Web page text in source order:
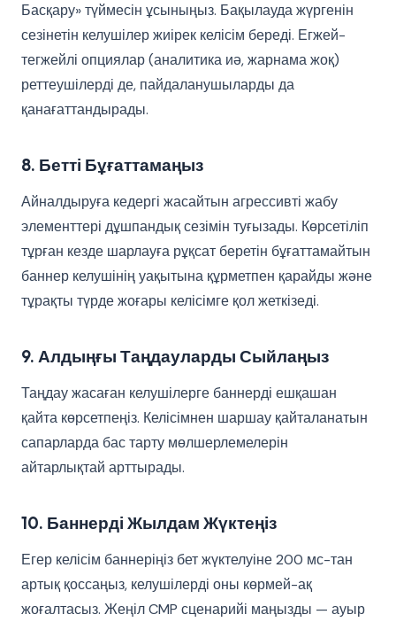
Басқару» түймесін ұсыныңыз. Бақылауда жүргенін
сезінетін келушілер жиірек келісім береді. Егжей-
тегжейлі опциялар (аналитика иә, жарнама жоқ)
реттеушілерді де, пайдаланушыларды да
қанағаттандырады.
8. Бетті Бұғаттамаңыз
Айналдыруға кедергі жасайтын агрессивті жабу
элементтері дұшпандық сезімін туғызады. Көрсетіліп
тұрған кезде шарлауға рұқсат беретін бұғаттамайтын
баннер келушінің уақытына құрметпен қарайды және
тұрақты түрде жоғары келісімге қол жеткізеді.
9. Алдыңғы Таңдауларды Сыйлаңыз
Таңдау жасаған келушілерге баннерді ешқашан
қайта көрсетпеңіз. Келісімнен шаршау қайталанатын
сапарларда бас тарту мөлшерлемелерін
айтарлықтай арттырады.
10. Баннерді Жылдам Жүктеңіз
Егер келісім баннеріңіз бет жүктелуіне 200 мс-тан
артық қоссаңыз, келушілерді оны көрмей-ақ
жоғалтасыз. Жеңіл CMP сценарийі маңызды — ауыр